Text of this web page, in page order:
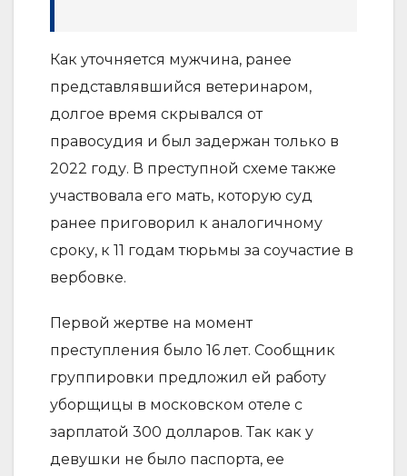
Как уточняется мужчина, ранее
представлявшийся ветеринаром,
долгое время скрывался от
правосудия и был задержан только в
2022 году. В преступной схеме также
участвовала его мать, которую суд
ранее приговорил к аналогичному
сроку, к 11 годам тюрьмы за соучастие в
вербовке.
Первой жертве на момент
преступления было 16 лет. Сообщник
группировки предложил ей работу
уборщицы в московском отеле с
зарплатой 300 долларов. Так как у
девушки не было паспорта, ее